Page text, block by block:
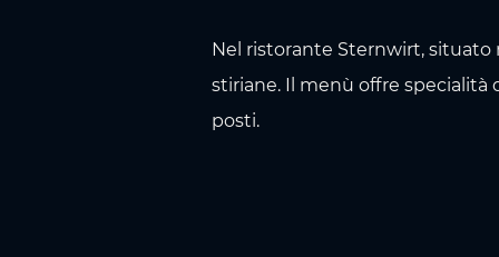
Nel ristorante Sternwirt, situato
stiriane. Il menù offre
posti.